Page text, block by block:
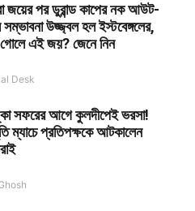
জয়ের পর ডুরান্ড কাপের নক আউট-
সম্ভাবনা উজ্জ্বল হল ইস্টবেঙ্গলের,
গোলে এই জয়? জেনে নিন
Desk
সফরের আগে কুলদীপেই ভরসা!
ম্যাচে প্রতিপক্ষকে আটকালেন